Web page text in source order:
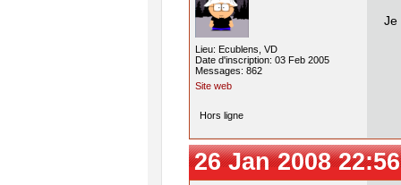
Lieu: Ecublens, VD
Date d'inscription: 03 Feb 2005
Messages: 862
Site web
Je
Hors ligne
26 Jan 2008